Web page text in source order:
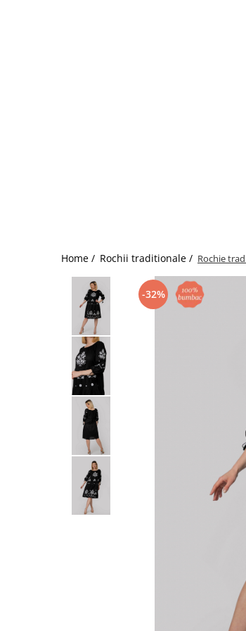
Home / Rochii traditionale / Rochie
-32%